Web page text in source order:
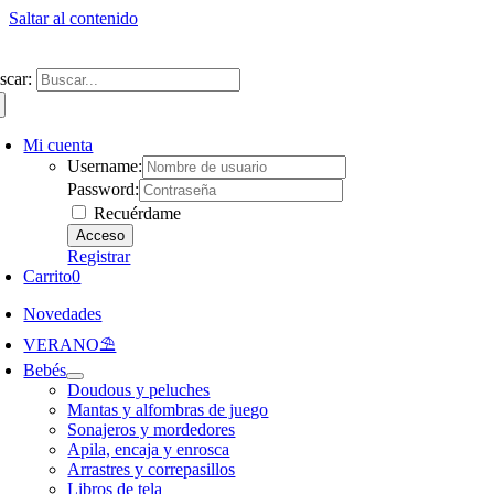
Saltar al contenido
Mi cuenta
Username:
Password:
Recuérdame
Registrar
Carrito0
Novedades
VERANO⛱️​
Bebés
Doudous y peluches
Mantas y alfombras de juego
Sonajeros y mordedores
Apila, encaja y enrosca
Arrastres y correpasillos
Libros de tela